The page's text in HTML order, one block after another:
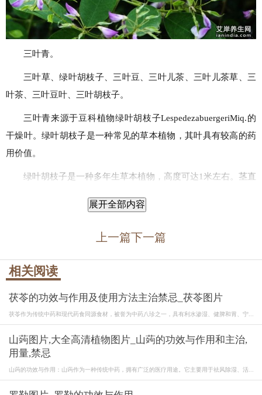
三叶青。
三叶草、绿叶胡枝子、三叶豆、三叶儿茶、三叶儿茶草、三
叶茶、三叶豆叶、三叶胡枝子。
三叶青来源于豆科植物绿叶胡枝子LespedezabuergeriMiq.的
干燥叶。绿叶胡枝子是一种常见的草本植物，其叶具有较高的药
用价值。
绿叶胡枝子是一种多年生草本植物，高度可达1米左右。茎直
叶卵形或椭圆形，边缘有细锯齿，表面绿色，背面淡绿色。花为
三叶青主要分布在我国的华东、华中及华南地区，如江苏、
旁或林缘地带，适应性强，耐旱耐瘠。
天，将新鲜叶片摘下后，摊开晾干或低温烘干，保持叶片完整，
展开全部内容
上一篇下一篇
相关阅读
茯苓的功效与作用及使用方法主治禁忌_茯苓图片
茯苓作为传统中药和现代药食同源食材，被誉为中药八珍之一，具有利水渗湿、健脾和胃、宁...
山蒟图片,大全高清植物图片_山蒟的功效与作用和主治,
用量,禁忌
山蒟的功效与作用：山蒟作为一种传统中药，拥有广泛的医疗用途。它主要用于祛风除湿、活...